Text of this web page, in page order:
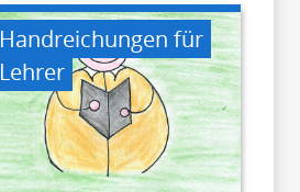
Handreichungen für
Lehrer